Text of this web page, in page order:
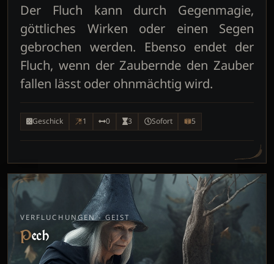
Der Fluch kann durch Gegenmagie,
göttliches Wirken oder einen Segen
gebrochen werden. Ebenso endet der
Fluch, wenn der Zaubernde den Zauber
fallen lässt oder ohnmächtig wird.
Geschick 1 0 3 Sofort 5
VERFLUCHUNGEN - GEIST
Pech